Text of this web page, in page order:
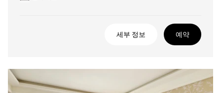
세부 정보 예약